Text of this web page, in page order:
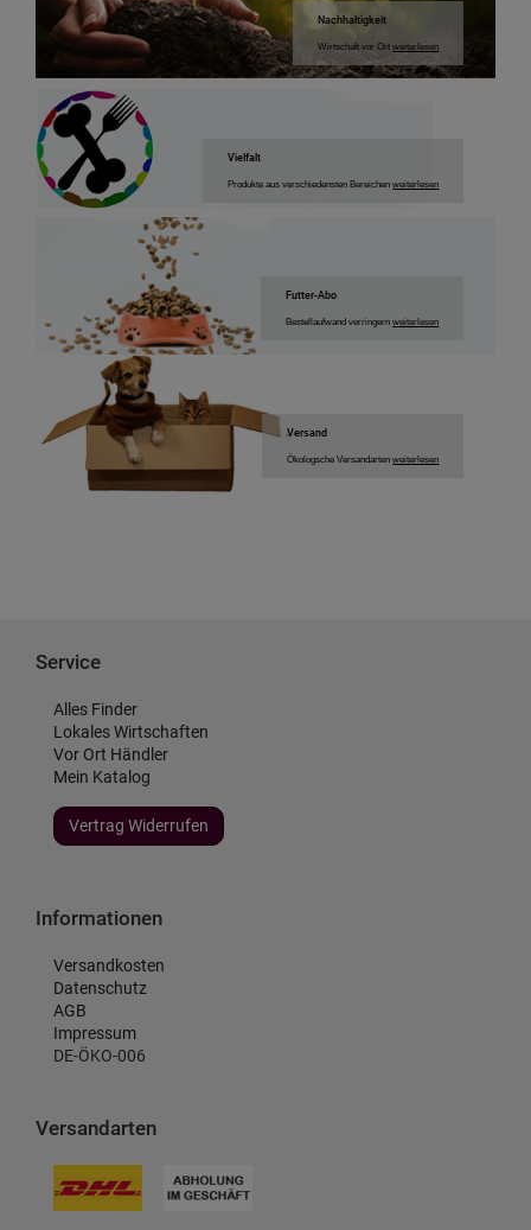
Nachhaltigkeit
Wirtschaft vor Ortweiterlesen
Vielfalt
Produkte aus verschiedensten Bereichenweiterlesen
Futter-Abo
Bestellaufwand verringernweiterlesen
Versand
Ökologsche Versandartenweiterlesen
Service
Alles Finder
Lokales Wirtschaften
Vor Ort Händler
Mein Katalog
Vertrag Widerrufen
Informationen
Versandkosten
Datenschutz
AGB
Impressum
DE-ÖKO-006
Versandarten